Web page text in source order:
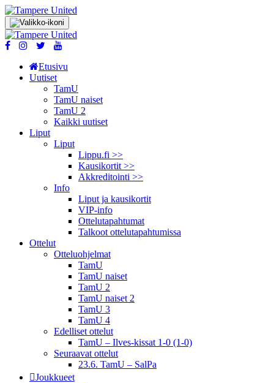
Etusivu
Uutiset
TamU
TamU naiset
TamU 2
Kaikki uutiset
Liput
Liput
Lippu.fi >>
Kausikortit >>
Akkreditointi >>
Info
Liput ja kausikortit
VIP-info
Ottelutapahtumat
Talkoot ottelu­tapahtumissa
Ottelut
Otteluohjelmat
TamU
TamU naiset
TamU 2
TamU naiset 2
TamU 3
TamU 4
Edelliset ottelut
TamU – Ilves-kissat 1-0 (1-0)
Seuraavat ottelut
23.6. TamU – SalPa
Joukkueet